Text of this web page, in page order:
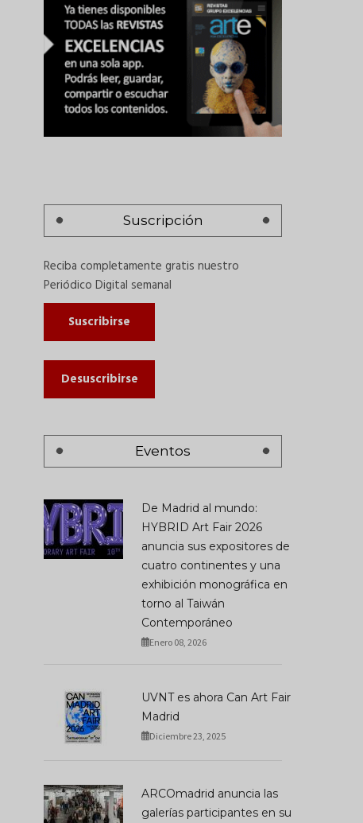
Suscripción
Reciba completamente gratis nuestro
Periódico Digital semanal
Suscribirse
Desuscribirse
Eventos
De Madrid al mundo:
HYBRID Art Fair 2026
anuncia sus expositores de
cuatro continentes y una
exhibición monográfica en
torno al Taiwán
Contemporáneo
Enero 08, 2026
UVNT es ahora Can Art Fair
Madrid
Diciembre 23, 2025
ARCOmadrid anuncia las
galerías participantes en su